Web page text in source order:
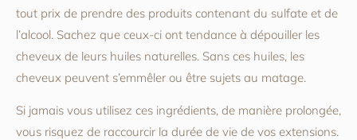
tout prix de prendre des produits contenant du sulfate et de
l’alcool. Sachez que ceux-ci ont tendance à dépouiller les
cheveux de leurs huiles naturelles. Sans ces huiles, les
cheveux peuvent s’emmêler ou être sujets au matage.
Si jamais vous utilisez ces ingrédients, de manière prolongée,
vous risquez de raccourcir la durée de vie de vos extensions.